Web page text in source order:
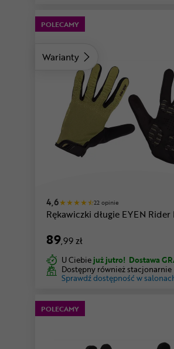
Warianty
POLECAMY
4,6 22 opinie
Rękawiczki długie EYEN Rider
89,99 zł
U Ciebie już jutro! Dostawa
Dostępny również stacjonarnie
Sprawdź dostępność w
POLECAMY